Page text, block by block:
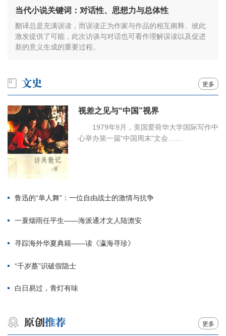
当代小说关键词：对话性、思想力与总体性
翻译总是充满误读，而误读正为作家与作品的相互阐释、彼此
激发提供了可能，此次访谈与对话也可看作理解误读以及促进
新的意义生成的重要过程。
更多
视差之见与“中国”视界
1979年9月，美国爱荷华大学国际写作中
心举办第一届“中国周末”文会……
鲁迅的“单人舞”：一位自由战士的激情与抗争
一蓑烟雨任平生——海派通才文人陆澹安
寻踪海外华夏典籍——读《瀛海寻珍》
“千岁蘽”识破假隐士
白日易过，青灯有味
更多